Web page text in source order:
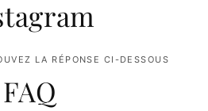
LA RÉPONSE CI-DESSOUS
FAQ